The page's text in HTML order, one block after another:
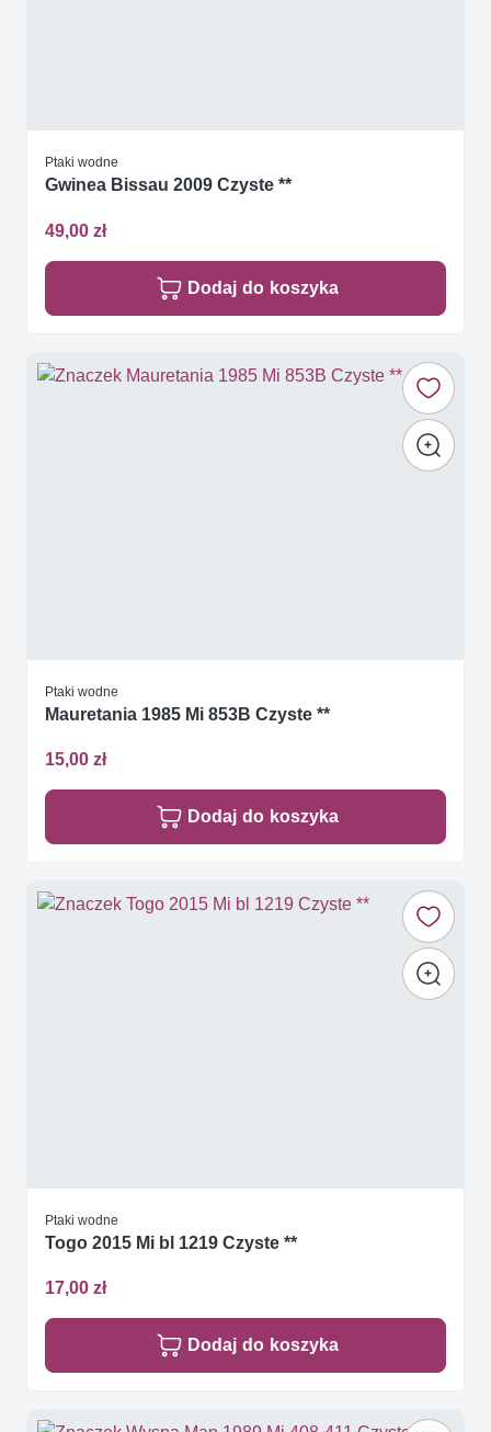
Ptaki wodne
Gwinea Bissau 2009 Czyste **
49,00 zł
Dodaj do koszyka
Ptaki wodne
Mauretania 1985 Mi 853B Czyste **
15,00 zł
Dodaj do koszyka
Ptaki wodne
Togo 2015 Mi bl 1219 Czyste **
17,00 zł
Dodaj do koszyka